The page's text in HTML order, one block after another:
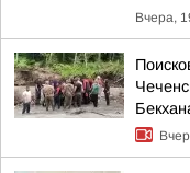
Вчера,